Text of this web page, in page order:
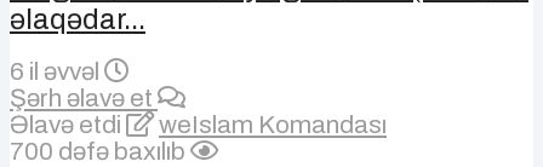
əlaqədar...
6 il əvvəl
Şərh əlavə et
Əlavə etdi
weIslam Komandası
700 dəfə baxılıb